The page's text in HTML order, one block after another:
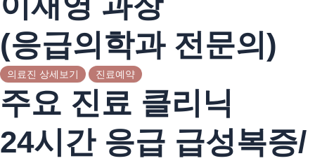
(응급의학과 전문의)
의료진 상세보기 진료예약
주요 진료 클리닉
24시간 응급 급성복증/